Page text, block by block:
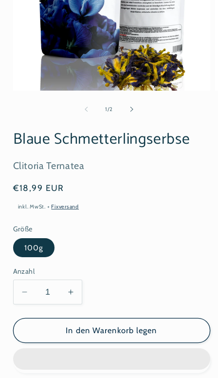
1/von
2
Blaue Schmetterlingserbse
Clitoria Ternatea
Normaler
€18,99 EUR
inkl. MwSt. + Fixversand
Größe
100g
Anzahl
Verringere
die
Menge
Blaue
Erhöhe
die
Menge
für
Blaue
In den Warenkorb legen